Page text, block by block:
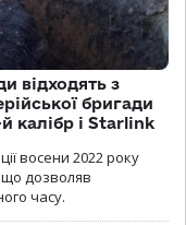
відходять з
бригади
калібр і Starlink
восени 2022 року
що дозволяв
часу.